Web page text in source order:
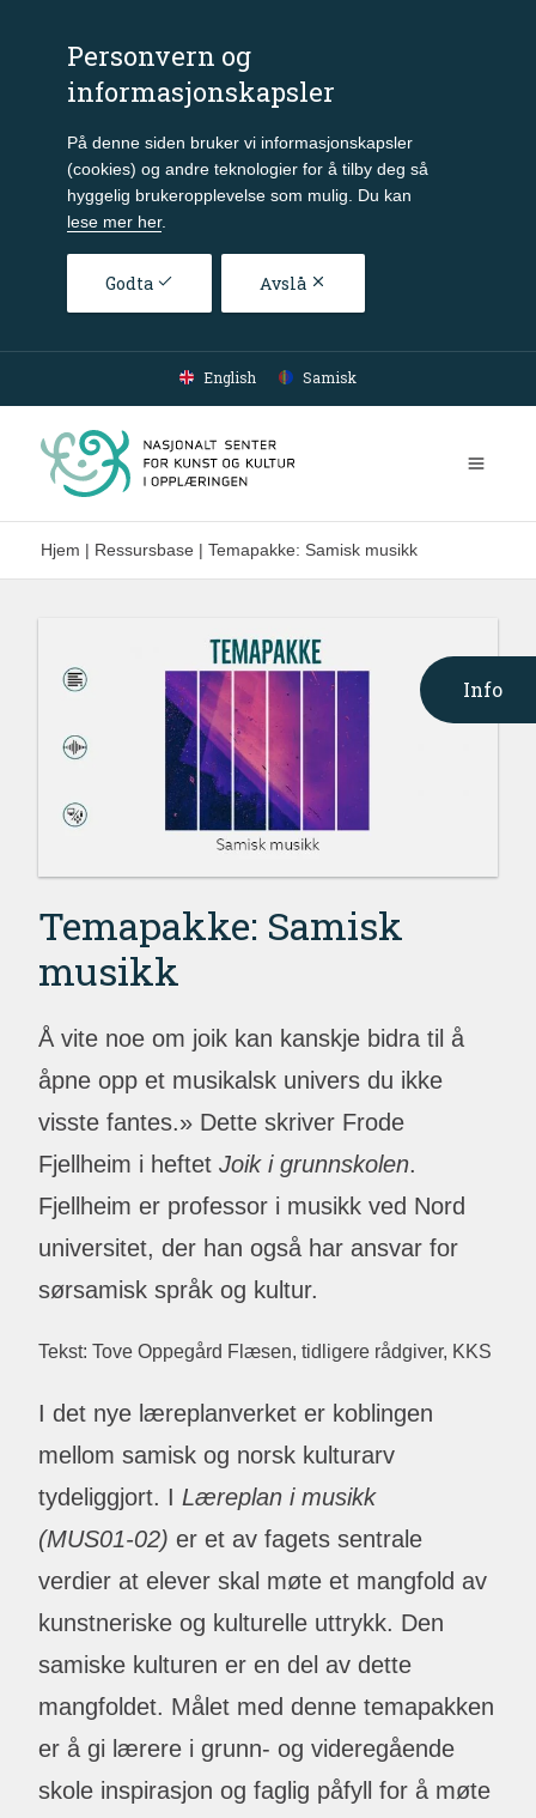
Personvern og
informasjonskapsler
På denne siden bruker vi informasjonskapsler
(cookies) og andre teknologier for å tilby deg så
hyggelig brukeropplevelse som mulig. Du kan
lese mer her.
Godta Avslå
Gå til hovedinnhold
English Samisk
Hjem | Ressursbase | Temapakke: Samisk musikk
Info
Temapakke: Samisk
musikk
Å vite noe om joik kan kanskje bidra til å
åpne opp et musikalsk univers du ikke
visste fantes.» Dette skriver Frode
Fjellheim i heftet Joik i grunnskolen.
Fjellheim er professor i musikk ved Nord
universitet, der han også har ansvar for
sørsamisk språk og kultur.
Tekst: Tove Oppegård Flæsen, tidligere rådgiver, KKS
I det nye læreplanverket er koblingen
mellom samisk og norsk kulturarv
tydeliggjort. I Læreplan i musikk
(MUS01‑02) er et av fagets sentrale
verdier at elever skal møte et mangfold av
kunstneriske og kulturelle uttrykk. Den
samiske kulturen er en del av dette
mangfoldet. Målet med denne temapakken
er å gi lærere i grunn- og videregående
skole inspirasjon og faglig påfyll for å møte